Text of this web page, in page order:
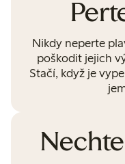
Nikdy neperte
poškodit jejich
Stačí, když je